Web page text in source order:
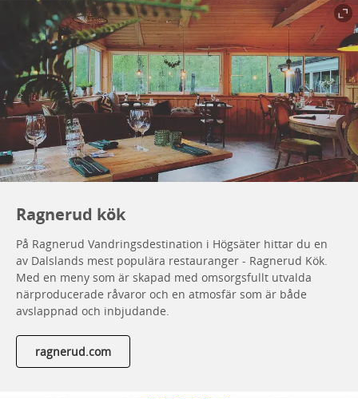
Ragnerud kök
På Ragnerud Vandringsdestination i Högsäter hittar du en
av Dalslands mest populära restauranger - Ragnerud Kök.
Med en meny som är skapad med omsorgsfullt utvalda
närproducerade råvaror och en atmosfär som är både
avslappnad och inbjudande.
ragnerud.com